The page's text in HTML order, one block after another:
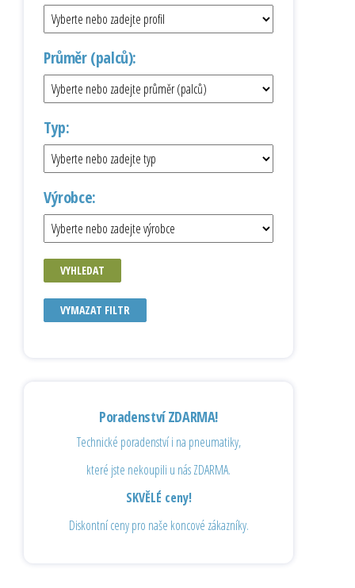
Průměr (palců):
Typ:
Výrobce:
VYHLEDAT
VYMAZAT FILTR
Poradenství ZDARMA!
Technické poradenství i na pneumatiky,
které jste nekoupili u nás ZDARMA.
SKVĚLÉ ceny!
Diskontní ceny pro naše koncové zákazníky.